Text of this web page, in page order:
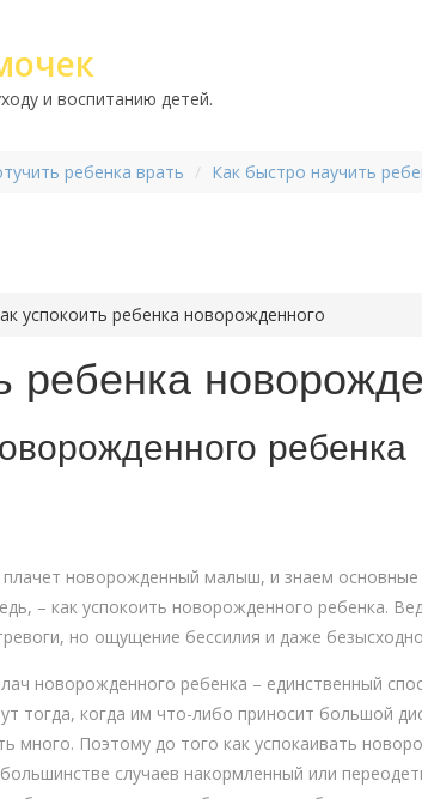
и воспитанию детей.
ребенка врать Как быстро научить
успокоить ребенка новорожденного
ребенка
ребенка
новорожденный малыш, и знаем основные
– как успокоить новорожденного ребенка.
но ощущение бессилия и даже
новорожденного ребенка – единственный
тогда, когда им что-либо приносит большой
много. Поэтому до того как успокаивать
случаев накормленный или